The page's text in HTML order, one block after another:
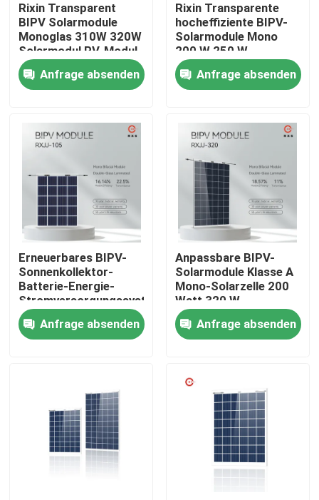
Nach Hause
Über uns
Kontakte
Produkte
Solar-PV-Modul
Sonnenkollektoren der hohen Leistung
monokristallines PV-Modul
Standardsonnenkollektor
Rixin Transparent
BIPV Solarmodule
Monoglas 310W 320W
Solarmodul PV-Modul
Anfrage absenden
Rixin Transparente
hocheffiziente BIPV-
Solarmodule Mono
200 W 250 W
Solarmodul
Anfrage absenden
Erneuerbares BIPV-
Sonnenkollektor-
Batterie-Energie-
Stromversorgungssystem
300W für
Hauptcarport
Anfrage absenden
Anpassbare BIPV-
Solarmodule Klasse A
Mono-Solarzelle 200
Watt 320 W
Anfrage absenden